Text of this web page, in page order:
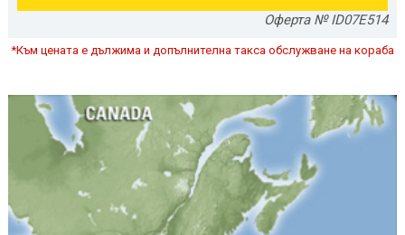
Оферта № ID07E514
*Към цената е дължима и допълнителна такса обслужване на кораба